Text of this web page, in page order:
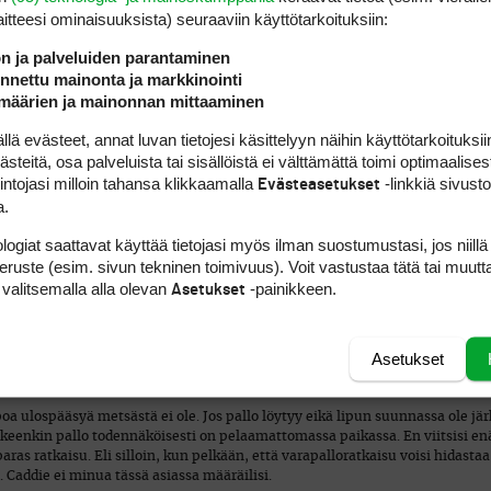
vaan pelaajan valinnasta.
jotenkin kallistuisin enemmän sinne pelin hengen puolelle ja
kuulee ja hänellä on mahdollisuus ennen lyöntiä korjata caddien
Minäkin sen hyväksyn, mikäli pelaaja jollakin tavalla osoittaa, että
pelaajan itse ilmoittaneen aikeistaan vastustajalleen,
lyödä uuden pallon varapallon sijaan?’
ulospääsyä metsästä ei ole. Jos pallo löytyy eikä lipun suunnassa ole
pallo todennäköisesti on pelaamattomassa paikassa. En viitsisi
ratkaisu. Eli silloin, kun pelkään, että varapalloratkaisu voisi
ei minua tässä asiassa määräilisi.
ominaisuuk­sista) seuraaviin käyttötarkoituksiin:
ja palveluiden parantaminen
mainonta ja markkinointi
ja mainonnan mittaaminen
evästeet, annat luvan tietojesi käsittelyyn näihin
osa palveluista tai sisällöistä ei välttämättä toimi
milloin tahansa klikkaamalla Evästeasetukset -linkkiä
saattavat käyttää tietojasi myös ilman suostumustasi, jos
(esim. sivun tekninen toimivuus). Voit vastustaa tätä tai
alla olevan Asetukset -painikkeen.
Asetukset